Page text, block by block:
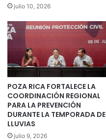
julio 10, 2026
POZA RICA FORTALECE LA
COORDINACIÓN REGIONAL
PARA LA PREVENCIÓN
DURANTE LA TEMPORADA DE
LLUVIAS
julio 9, 2026